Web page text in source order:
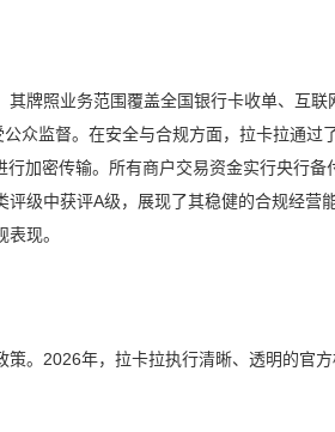
牌照业务范围覆盖全国银行卡收单、互联
众监督。在安全与合规方面，拉卡拉通过
加密传输。所有商户交易资金实行央行备
级中获评A级，展现了其稳健的合规经营
现。
。2026年，拉卡拉执行清晰、透明的官